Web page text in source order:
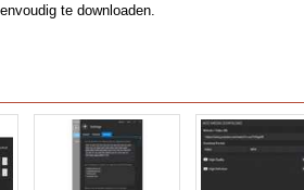
te downloaden.